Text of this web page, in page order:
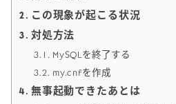
この現象が起こる状況
対処方法
MySQLを終了する
my.cnfを作成
無事起動できたあとは